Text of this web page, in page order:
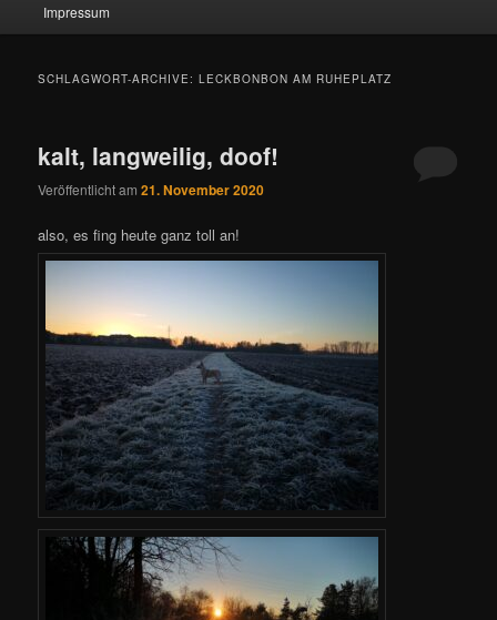
Impressum
SCHLAGWORT-ARCHIVE:LECKBONBON AM RUHEPLATZ
kalt, langweilig, doof!
Veröffentlicht am21. November 2020
also, es fing heute ganz toll an!